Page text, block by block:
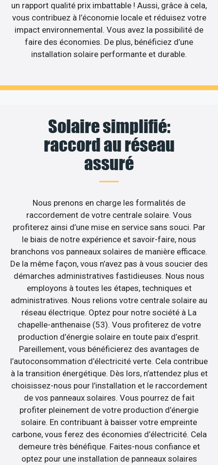
un rapport qualité prix imbattable ! Aussi, grâce à cela,
vous contribuez à l’économie locale et réduisez votre
impact environnemental. Vous avez la possibilité de
faire des économies. De plus, bénéficiez d’une
installation solaire performante et durable.
Solaire simplifié:
raccord au réseau
assuré
Nous prenons en charge les formalités de
raccordement de votre centrale solaire. Vous
profiterez ainsi d’une mise en service sans souci. Par
le biais de notre expérience et savoir-faire, nous
branchons vos panneaux solaires de manière efficace.
De la même façon, vous n’avez pas à vous soucier des
démarches administratives fastidieuses. Nous nous
employons à toutes les étapes, techniques et
administratives. Nous relions votre centrale solaire au
réseau électrique. Optez pour notre société à La
chapelle-anthenaise (53). Vous profiterez de votre
production d’énergie solaire en toute paix d’esprit.
Pareillement, vous bénéficierez des avantages de
l’autoconsommation d’électricité verte. Cela contribue
à la transition énergétique. Dès lors, n’attendez plus et
choisissez-nous pour l’installation et le raccordement
de vos panneaux solaires. Vous pourrez de fait
profiter pleinement de votre production d’énergie
solaire. En contribuant à baisser votre empreinte
carbone, vous ferez des économies d’électricité. Cela
demeure très bénéfique. Faites-nous confiance et
optez pour une installation de panneaux solaires